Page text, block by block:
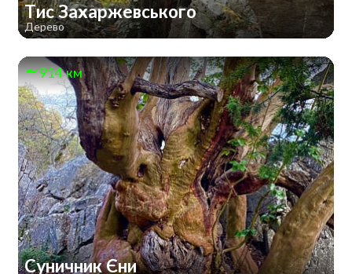
Тис Захаржевського
Дерево
914 км
Суничник Єни